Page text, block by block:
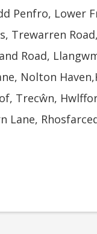
Penfro, Lower
Trewarren
Road,
Nolton
Trecŵn,
Lane,